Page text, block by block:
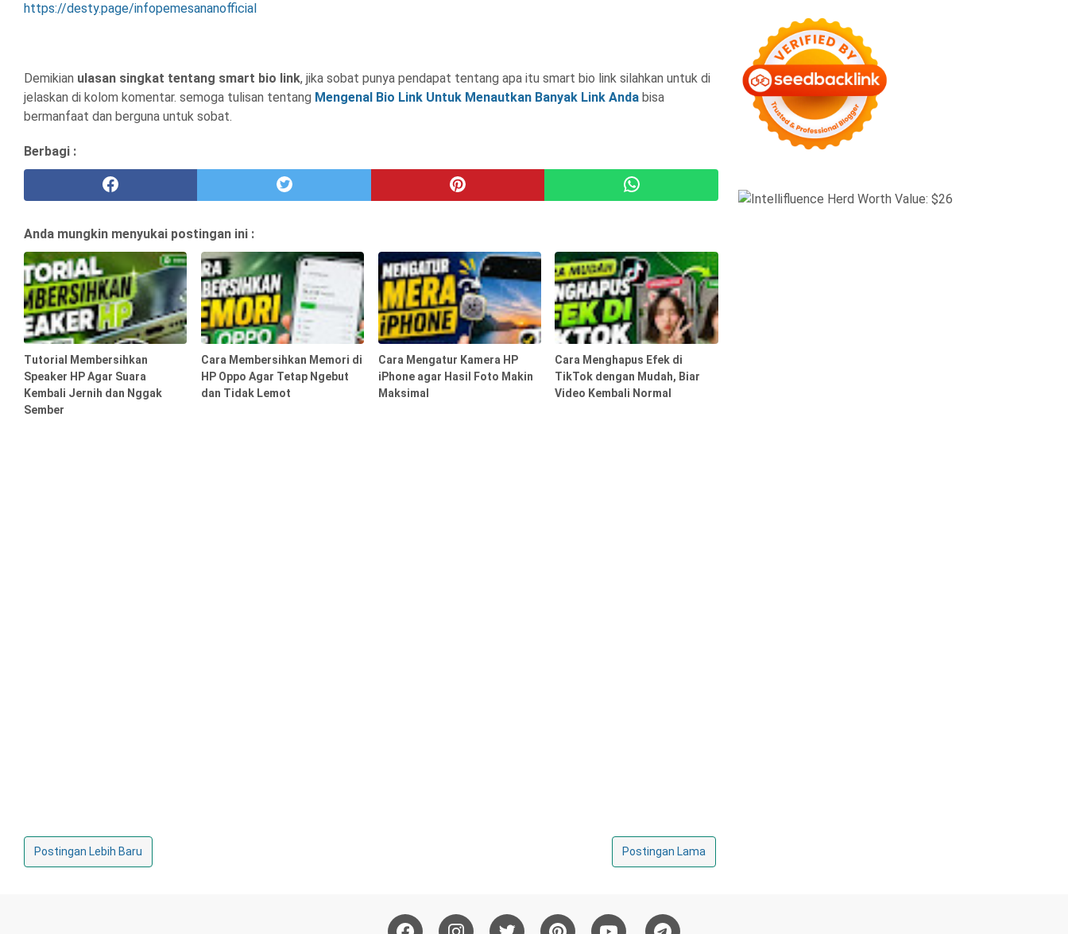
https://desty.page/infopemesananofficial
Demikian ulasan singkat tentang smart bio link, jika sobat punya pendapat tentang apa itu smart bio link silahkan untuk di
jelaskan di kolom komentar. semoga tulisan tentang Mengenal Bio Link Untuk Menautkan Banyak Link Anda bisa
bermanfaat dan berguna untuk sobat.
Berbagi :
Anda mungkin menyukai postingan ini :
Tutorial Membersihkan
Speaker HP Agar Suara
Kembali Jernih dan Nggak
Sember
Cara Membersihkan Memori di
HP Oppo Agar Tetap Ngebut
dan Tidak Lemot
Cara Mengatur Kamera HP
iPhone agar Hasil Foto Makin
Maksimal
Cara Menghapus Efek di
TikTok dengan Mudah, Biar
Video Kembali Normal
Postingan Lebih Baru Postingan Lama